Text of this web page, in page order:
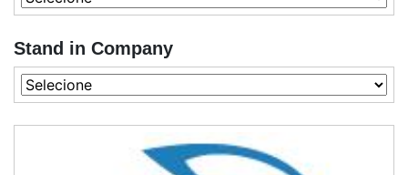
Stand in Company